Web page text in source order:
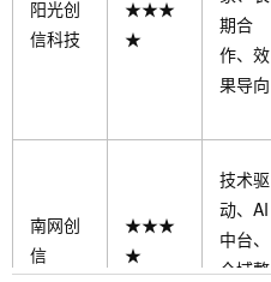
阳光创
信科技
★★★
★
期合
作、效
果导向
南网创
信
★★★
★
技术驱
动、AI
中台、
全域整